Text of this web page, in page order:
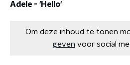
Adele - 'Hello'
Om deze inhoud te tonen
geven voor social